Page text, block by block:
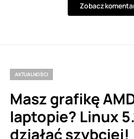
Zobacz
AKTUALNOŚCI
Masz grafikę
laptopie? Linux
działać szybciej!